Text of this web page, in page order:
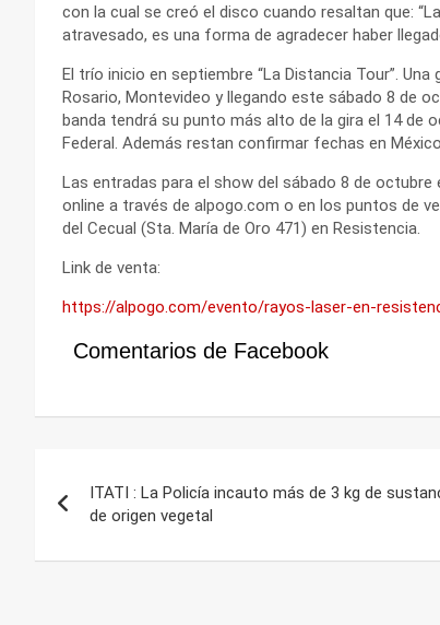
con la cual se creó el disco cuando resaltan que:
atravesado, es una forma de agradecer haber
El trío inicio en septiembre “La Distancia Tour”.
Rosario, Montevideo y llegando este sábado 8 de
banda tendrá su punto más alto de la gira el 14 de
Federal. Además restan confirmar fechas en
Las entradas para el show del sábado 8 de
online a través de alpogo.com o en los puntos de
del Cecual (Sta. María de Oro 471) en Resistencia.
Link de venta:
https://alpogo.com/evento/rayos-laser-en-
Comentarios de Facebook
de
entradas
ITATI : La Policía incauto más de 3 kg de
de origen vegetal